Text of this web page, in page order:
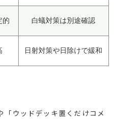
的 白蟻対策は別途確認
日射対策や日除けで緩和
「ウッドデッキ置くだけコメ